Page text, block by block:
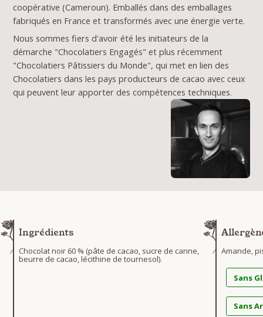
coopérative (Cameroun). Emballés dans des emballages
fabriqués en France et transformés avec une énergie verte.
Nous sommes fiers d'avoir été les initiateurs de la
démarche "Chocolatiers Engagés" et plus récemment
"Chocolatiers Pâtissiers du Monde", qui met en lien des
Chocolatiers dans les pays producteurs de cacao avec ceux
qui peuvent leur apporter des compétences techniques.
Ingrédients
Chocolat noir 60 % (pâte de cacao, sucre de canne,
beurre de cacao, lécithine de tournesol).
Amande,
Sans
Sans